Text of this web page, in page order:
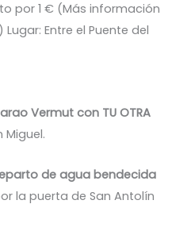
por 1 € (Más información
Entre el Puente del
Vermut con TU OTRA
Miguel.
de agua bendecida
la puerta de San Antolín